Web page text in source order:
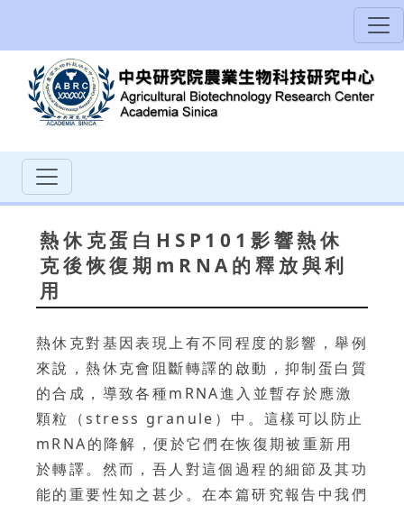
熱休克蛋白HSP101影響熱休
克後恢復期mRNA的釋放與利
用
熱休克對基因表現上有不同程度的影響，舉例
來說，熱休克會阻斷轉譯的啟動，抑制蛋白質
的合成，導致各種mRNA進入並暫存於應激
顆粒（stress granule）中。這樣可以防止
mRNA的降解，便於它們在恢復期被重新用
於轉譯。然而，吾人對這個過程的細節及其功
能的重要性知之甚少。在本篇研究報告中我們